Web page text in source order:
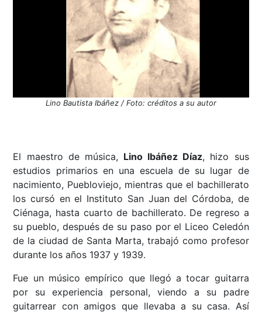
Lino Bautista Ibáñez / Foto: créditos a su autor
El maestro de música, Lino Ibáñez Díaz, hizo sus
estudios primarios en una escuela de su lugar de
nacimiento, Puebloviejo, mientras que el bachillerato
los cursó en el Instituto San Juan del Córdoba, de
Ciénaga, hasta cuarto de bachillerato. De regreso a
su pueblo, después de su paso por el Liceo Celedón
de la ciudad de Santa Marta, trabajó como profesor
durante los años 1937 y 1939.
Fue un músico empírico que llegó a tocar guitarra
por su experiencia personal, viendo a su padre
guitarrear con amigos que llevaba a su casa. Así